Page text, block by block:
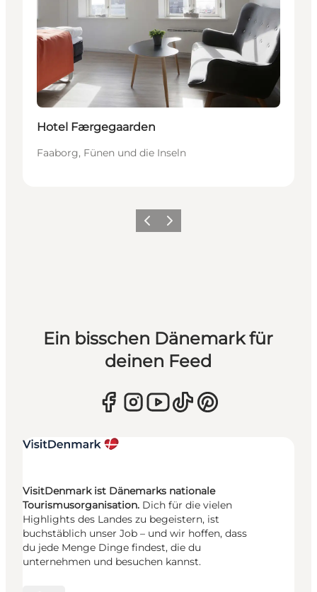
Hotel Færgegaarden
Faaborg, Fünen und die Inseln
ZurückWeiter
Ein bisschen Dänemark für
deinen Feed
VisitDenmark ist Dänemarks nationale
Tourismusorganisation. Dich für die vielen
Highlights des Landes zu begeistern, ist
buchstäblich unser Job – und wir hoffen, dass
du jede Menge Dinge findest, die du
unternehmen und besuchen kannst.